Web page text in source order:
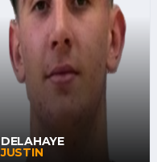
DELAHAYE
JUSTIN